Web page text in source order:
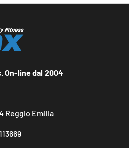
On-line dal 2004
Reggio Emilia